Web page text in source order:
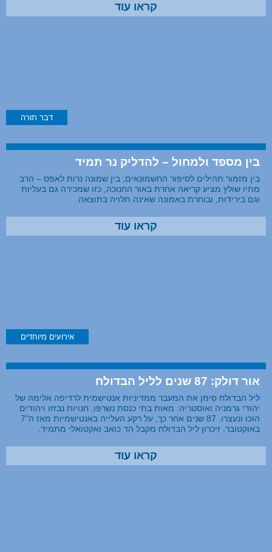
קראו עוד
דבר תורה
בין מספד ולמחול – להדליק נר תמיד
בין מזמור תהילים לסיפור החשמונאים, בין שמונה נרות לאפס – הרב
מתיו שולץ מציע קריאה אחרת באור החנוכה, כזו שמכירה גם בעליות
וגם בירידות, ובוחרת באמונה שאינה תלויה בתוצאה.
קראו עוד
אירועים מיוחדים
אור דולק: 87 שנים לליל הבדולח
ליל הבדולח סימן את המעבר ממדיניות אנטישמית לרדיפה אלימה של
יהודי גרמניה ואוסטריה: מאות בתי כנסת נשרפו, חנויות נבזזו ויהודים
הוכו ונעצרו. 87 שנים אחר כך, על רקע העלייה באנטישמיות מאז ה־7
באוקטובר, זיכרון ליל הבדולח מקבל הד כואב ואקטואלי מתמיד.
קראו עוד